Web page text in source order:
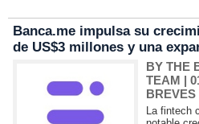
Banca.me impulsa su
de US$3 millones y una
BY THE
TEAM |
BREVES
La fintech